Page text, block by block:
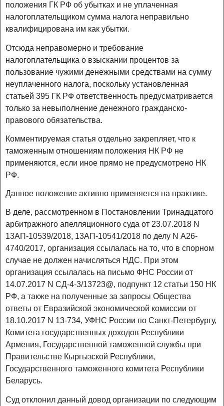
положения ГК РФ об убытках и не уплаченная
налогоплательщиком сумма налога неправильно
квалифицирована им как убытки.
Отсюда неправомерно и требование
налогоплательщика о взыскании процентов за
пользование чужими денежными средствами на сумму
неуплаченного налога, поскольку установленная
статьей 395 ГК РФ ответственность предусматривается
только за невыполнение денежного гражданско-
правового обязательства.
Комментируемая статья отдельно закрепляет, что к
таможенным отношениям положения НК РФ не
применяются, если иное прямо не предусмотрено НК
РФ.
Данное положение активно применяется на практике.
В деле, рассмотренном в Постановлении Тринадцатого
арбитражного апелляционного суда от 23.07.2018 N
13АП-10539/2018, 13АП-10541/2018 по делу N А26-
4740/2017, организация ссылалась на то, что в спорном
случае не должен начисляться НДС. При этом
организация ссылалась на письмо ФНС России от
14.07.2017 N СД-4-3/13723@, подпункт 12 статьи 150 НК
РФ, а также на полученные за запросы Общества
ответы от Евразийской экономической комиссии от
18.10.2017 N 13-734, УФНС России по Санкт-Петербургу,
Комитета государственных доходов Республики
Армения, Государственной таможенной службы при
Правительстве Кыргызской Республики,
Государственного таможенного комитета Республики
Беларусь.
Суд отклонил данный довод организации по следующим